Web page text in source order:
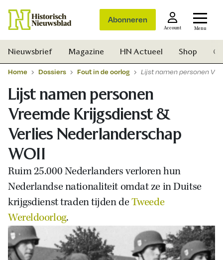
Abonneren
Account Menu
Nieuwsbrief Magazine HN Actueel Shop
Home Dossiers Fout in de oorlog Lijst namen personen
Lijst namen personen
Vreemde Krijgsdienst &
Verlies Nederlanderschap
WOII
Ruim 25.000 Nederlanders verloren hun
Nederlandse nationaliteit omdat ze in Duitse
krijgsdienst traden tijden deTweede
Wereldoorlog.